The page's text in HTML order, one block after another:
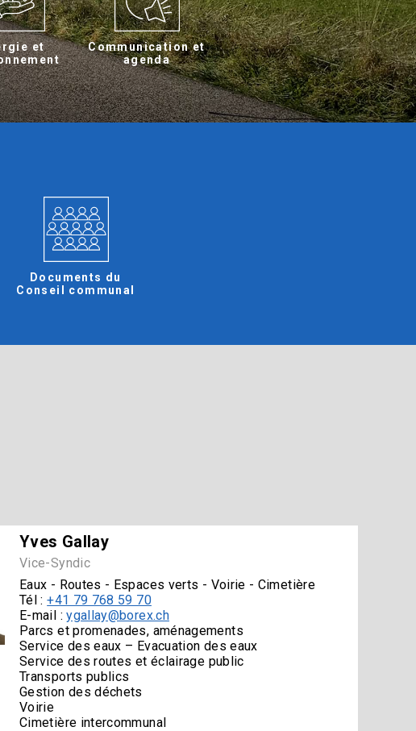
et
Communication et
agenda
Documents du
Conseil communal
Yves Gallay
Vice-Syndic
Eaux - Routes - Espaces verts - Voirie - Cimetière
Tél :+41 79 768 59 70
E-mail :ygallay@borex.ch
Parcs et promenades, aménagements
Service des eaux – Evacuation des eaux
Service des routes et éclairage public
Transports publics
Gestion des déchets
Voirie
Cimetière intercommunal